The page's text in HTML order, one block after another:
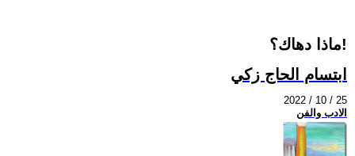
ماذا دهاك؟!
ابتسام الحاج زكي
2022 / 10 / 25
الادب والفن